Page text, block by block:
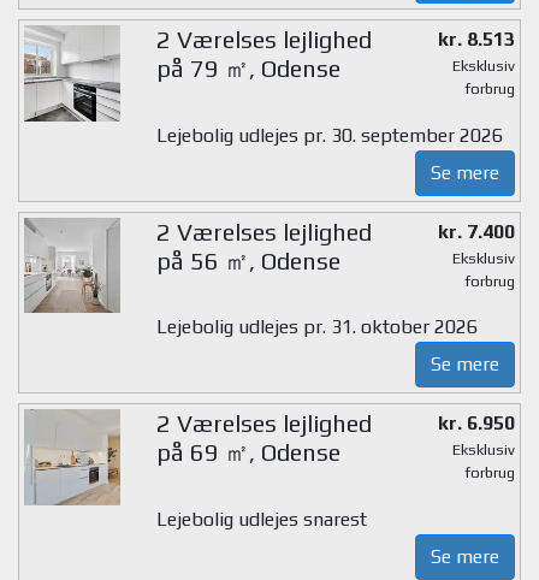
2 Værelses lejlighed
på 79 ㎡, Odense
kr. 8.513
Eksklusiv
forbrug
Lejebolig udlejes pr. 30. september 2026
Se mere
2 Værelses lejlighed
på 56 ㎡, Odense
kr. 7.400
Eksklusiv
forbrug
Lejebolig udlejes pr. 31. oktober 2026
Se mere
2 Værelses lejlighed
på 69 ㎡, Odense
kr. 6.950
Eksklusiv
forbrug
Lejebolig udlejes snarest
Se mere